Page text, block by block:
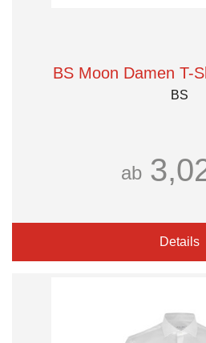
BS Moon Damen T-
BS
ab
Details